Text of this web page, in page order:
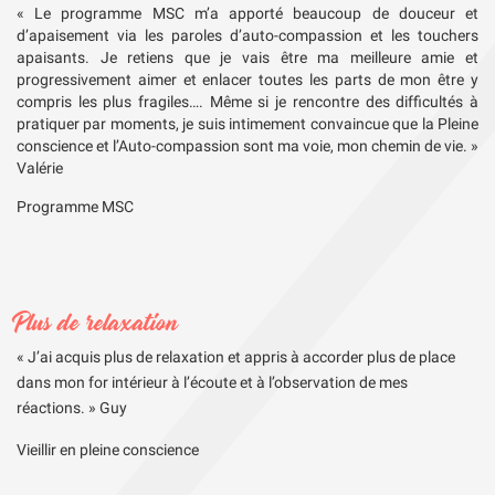
« Le programme MSC m’a apporté beaucoup de douceur et
d’apaisement via les paroles d’auto-compassion et les touchers
apaisants. Je retiens que je vais être ma meilleure amie et
progressivement aimer et enlacer toutes les parts de mon être y
compris les plus fragiles…. Même si je rencontre des difficultés à
pratiquer par moments, je suis intimement convaincue que la Pleine
conscience et l’Auto-compassion sont ma voie, mon chemin de vie. »
Valérie
Programme MSC
Plus de relaxation
« J’ai acquis plus de relaxation et appris à accorder plus de place
dans mon for intérieur à l’écoute et à l’observation de mes
réactions. » Guy
Vieillir en pleine conscience